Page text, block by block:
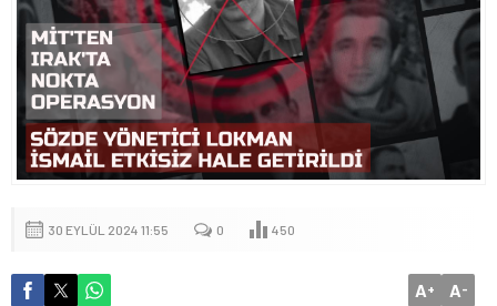
30 EYLÜL 2024 11:55 0 450
A+ A-